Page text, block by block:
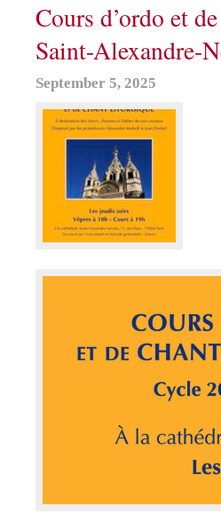
Cours d’ordo et
Saint-Alexandre-
September 5, 2025